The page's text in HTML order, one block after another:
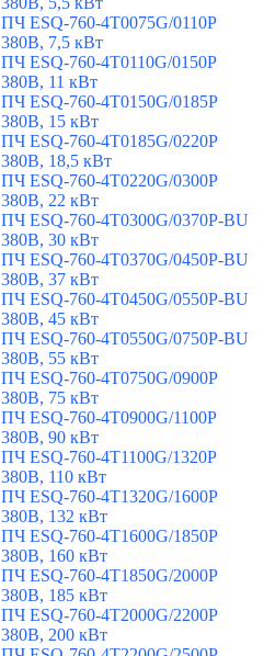
ПЧ ESQ-760-4T0075G/0110P
380В, 7,5 кВт
ПЧ ESQ-760-4T0110G/0150P
380В, 11 кВт
ПЧ ESQ-760-4T0150G/0185P
380В, 15 кВт
ПЧ ESQ-760-4T0185G/0220P
380В, 18,5 кВт
ПЧ ESQ-760-4T0220G/0300P
380В, 22 кВт
ПЧ ESQ-760-4T0300G/0370P-BU
380В, 30 кВт
ПЧ ESQ-760-4T0370G/0450P-BU
380В, 37 кВт
ПЧ ESQ-760-4T0450G/0550P-BU
380В, 45 кВт
ПЧ ESQ-760-4T0550G/0750P-BU
380В, 55 кВт
ПЧ ESQ-760-4T0750G/0900P
380В, 75 кВт
ПЧ ESQ-760-4T0900G/1100P
380В, 90 кВт
ПЧ ESQ-760-4T1100G/1320P
380В, 110 кВт
ПЧ ESQ-760-4T1320G/1600P
380В, 132 кВт
ПЧ ESQ-760-4T1600G/1850P
380В, 160 кВт
ПЧ ESQ-760-4T1850G/2000P
380В, 185 кВт
ПЧ ESQ-760-4T2000G/2200P
380В, 200 кВт